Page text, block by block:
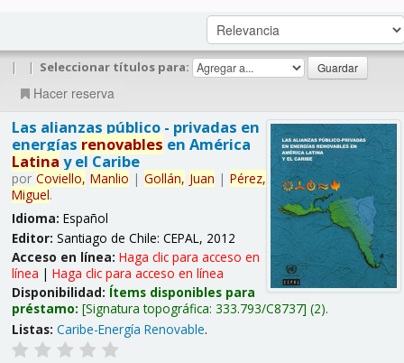
| | Seleccionar títulos para:
Hacer reserva
Las alianzas público - privadas en
energías renovables en América
Latina y el Caribe
por Coviello, Manlio | Gollán, Juan | Pérez,
Miguel.
Idioma: Español
Editor: Santiago de Chile: CEPAL, 2012
Acceso en línea: Haga clic para acceso en
línea | Haga clic para acceso en línea
Disponibilidad: Ítems disponibles para
préstamo: Signatura topográfica: 333.793/C8737 (2).
Listas: Caribe-Energía Renovable.